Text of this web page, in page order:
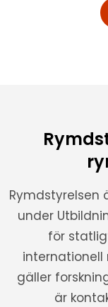
under
för
internationell
gäller
är